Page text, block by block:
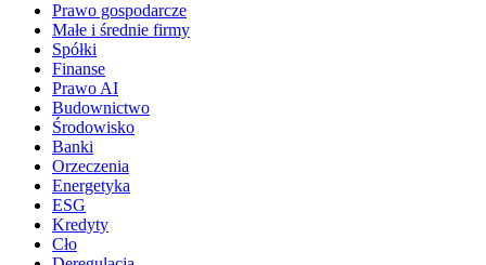
Prawo gospodarcze
Małe i średnie firmy
Spółki
Finanse
Prawo AI
Budownictwo
Środowisko
Banki
Orzeczenia
Energetyka
ESG
Kredyty
Cło